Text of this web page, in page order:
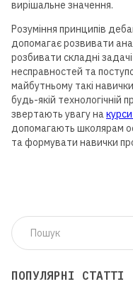
вирішальне значення.
Розуміння принципів
допомагає розвивати
розбивати складні
несправностей та
майбутньому такі
будь-якій технологічній
звертають увагу на
допомагають школярам
та формувати навички
ПОПУЛЯРНІ СТАТТІ
Для дітей від
ЛІТНЯ
ТИЖНІ